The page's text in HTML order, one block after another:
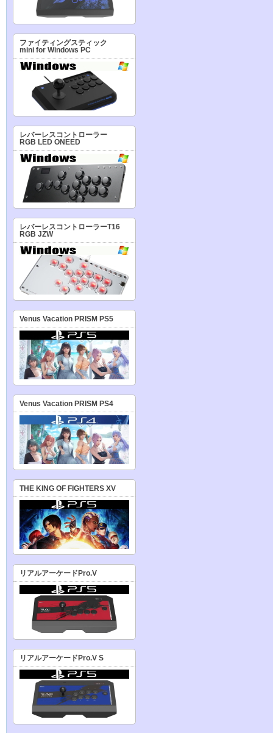
ファイティングスティック
mini for Windows PC
レバーレスコントローラー
RGB LED ONEED
レバーレスコントローラーT16
RGB JZW
Venus Vacation PRISM PS5
Venus Vacation PRISM PS4
THE KING OF FIGHTERS XV
リアルアーケードPro.V
リアルアーケードPro.V S